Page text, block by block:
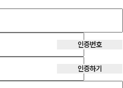
인증번호
인증하기